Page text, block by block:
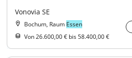
Vonovia SE
Bochum, Raum Essen
Von 26.600,00 € bis 58.400,00 €